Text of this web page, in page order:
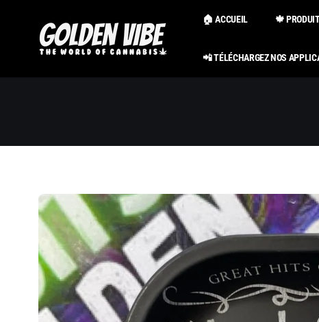
contenu
🏠 ACCUEIL 🍁
📲 TÉLÉCHARGEZ NOS